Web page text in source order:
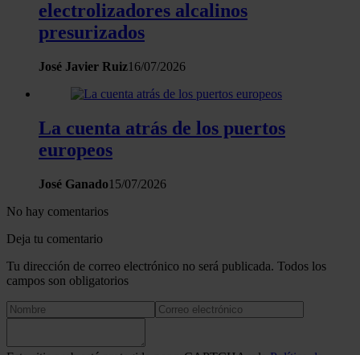
electrolizadores alcalinos
presurizados
José Javier Ruiz16/07/2026
La cuenta atrás de los puertos
europeos
José Ganado15/07/2026
No hay comentarios
Deja tu comentario
Tu dirección de correo electrónico no será publicada. Todos los
campos son obligatorios